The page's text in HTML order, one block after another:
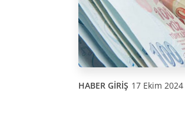
HABER GİRİŞ 17 Ekim